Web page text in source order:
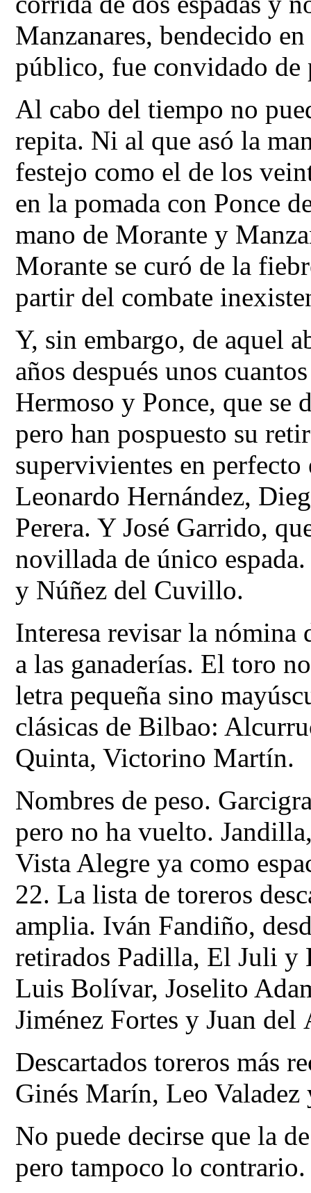
Manzanares, bendecido
público, fue convidado de
Al cabo del tiempo no
repita. Ni al que asó la
festejo como el de los
en la pomada con Ponce
mano de Morante y
Morante se curó de la
partir del combate
Y, sin embargo, de aquel
años después unos
Hermoso y Ponce, que se
pero han pospuesto su
supervivientes en
Leonardo Hernández,
Perera. Y José Garrido,
novillada de único
y Núñez del Cuvillo.
Interesa revisar la nómina
a las ganaderías. El toro
letra pequeña sino
clásicas de Bilbao:
Quinta, Victorino Martín.
Nombres de peso.
pero no ha vuelto.
Vista Alegre ya como
22. La lista de toreros
amplia. Iván Fandiño,
retirados Padilla, El Juli y
Luis Bolívar, Joselito
Jiménez Fortes y Juan del
Descartados toreros más
Ginés Marín, Leo Valadez
No puede decirse que la
pero tampoco lo contrario.